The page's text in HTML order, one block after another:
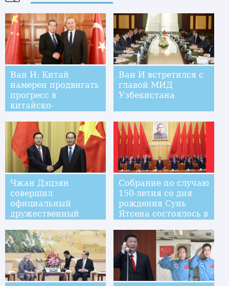
Ван И: Китай
намерен продвигать
прогресс в
китайско-
отношениях
Ван И встретился с
главой МИД
Узбекистана
Чжан Дэцзян
совершил
официальный
дружественный
Собрание по случаю
150-летия со дня
рождения Сунь
Ятсена состоялось в
Си Цзиньпина